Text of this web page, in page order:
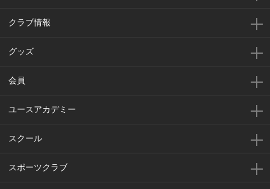
クラブ情報
グッズ
会員
ユースアカデミー
スクール
スポーツクラブ